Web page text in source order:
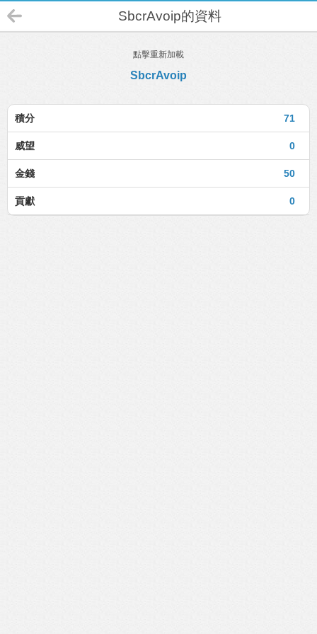
SbcrAvoip的資料
點擊重新加載
SbcrAvoip
71
積分
0
威望
50
金錢
0
貢獻